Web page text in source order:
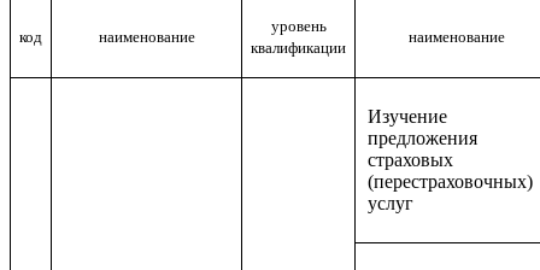
код наименование
уровень
квалификации
наименование
Изучение
предложения
страховых
(перестраховочных)
услуг